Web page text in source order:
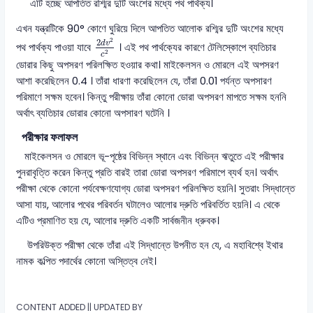
এটি হচ্ছে আপতিত রশ্মির দুটি অংশের মধ্যে পথ পার্থক্য।
এখন যন্ত্রটিকে 90° কোণে ঘুরিয়ে দিলে আপতিত আলোক রশ্মির দুটি অংশের মধ্যে
পথ পার্থক্য পাওয়া যাবে 2dv2
c2
2dv2c 2
। এই পথ পার্থক্যের কারণে টেলিস্কোপে ব্যতিচার
ডোরার কিছু অপসরণ পরিলক্ষিত হওয়ার কথা। মাইকেলসন ও মোরলে এই অপসরণ
আশা করেছিলেন 0.4 । তাঁরা ধারণা করেছিলেন যে, তাঁরা 0.01 পর্যন্ত অপসারণ
পরিমাণে সক্ষম হবেন। কিন্তু পরীক্ষায় তাঁরা কোনো ডোরা অপসরণ মাপতে সক্ষম হননি
অর্থাৎ ব্যতিচার ডোরার কোনো অপসারণ ঘটেনি ।
পরীক্ষার ফলাফল
মাইকেলসন ও মোরলে ভূ-পৃষ্ঠের বিভিন্ন স্থানে এবং বিভিন্ন ঋতুতে এই পরীক্ষার
পুনরাবৃত্তি করেন কিন্তু প্রতি বারই তারা ডোরা অপসরণ পরিমাপে ব্যর্থ হন। অর্থাৎ
পরীক্ষা থেকে কোনো পর্যবেক্ষণযোগ্য ডোরা অপসরণ পরিলক্ষিত হয়নি। সুতরাং সিদ্ধান্তে
আসা যায়, আলোর পথের পরিবর্তন ঘটালেও আলোর দ্রুতি পরিবর্তিত হয়নি। এ থেকে
এটিও প্রমাণিত হয় যে, আলোর দ্রুতি একটি সার্বজনীন ধ্রুবক।
উপরিউক্ত পরীক্ষা থেকে তাঁরা এই সিদ্ধান্তে উপনীত হন যে, এ মহাবিশ্বে ইথার
নামক কল্পিত পদার্থের কোনো অস্তিত্ব নেই।
CONTENT ADDED || UPDATED BY